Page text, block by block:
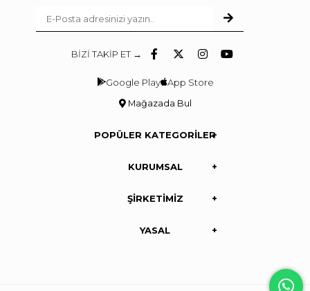
BİZİ TAKİP ET →
Google Play App Store
Mağazada Bul
POPÜLER KATEGORİLER
KURUMSAL
ŞİRKETİMİZ
YASAL